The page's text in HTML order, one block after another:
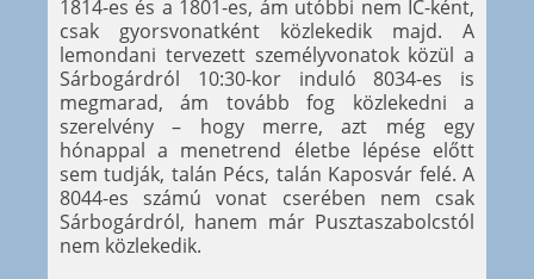
1814-es és a 1801-es, ám utóbbi nem IC-ként,
csak gyorsvonatként közlekedik majd. A
lemondani tervezett személyvonatok közül a
Sárbogárdról 10:30-kor induló 8034-es is
megmarad, ám tovább fog közlekedni a
szerelvény – hogy merre, azt még egy
hónappal a menetrend életbe lépése előtt
sem tudják, talán Pécs, talán Kaposvár felé. A
8044-es számú vonat cserében nem csak
Sárbogárdról, hanem már Pusztaszabolcstól
nem közlekedik.